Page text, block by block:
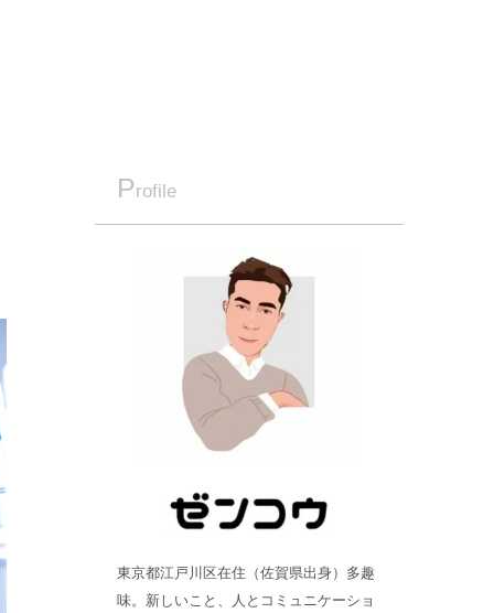
Profile
東京都江戸川区在住（佐賀県出身）多趣
味。新しいこと、人とコミュニケーショ